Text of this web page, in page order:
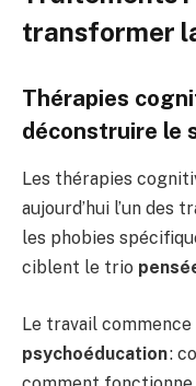
transformer
Thérapies
déconstruire le
Les thérapies
aujourd’hui l’un des
les phobies
ciblent le trio
Le travail
psychoéducation: